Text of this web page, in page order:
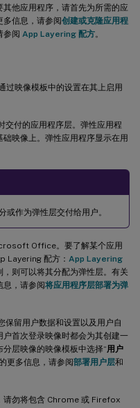
他应用程序，请首先为所需的应
多信息，请参阅创建或克隆应用程
参阅 App Layering 配方。
过映像模板中的设置在其上启用
交付的应用程序层。弹性应用程
映像上。弹性应用程序显示在用
或作为弹性层交付给用户。
Office。要了解某个应用
Layering 配方： App Layering
则可以将其分配为弹性层。有关
息，请参阅将应用程序层部署为弹
保留用户数据和设置以及用户自
首次登录映像时都会为其创建一
层映像的映像模板中选择“用户
更多信息，请参阅部署用户层和
请勿将包含 Chrome 或 Firefox